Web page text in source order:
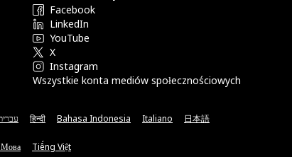
Facebook
LinkedIn
YouTube
X
Instagram
Wszystkie konta mediów społecznościowych
हिन्दी Bahasa Indonesia Italiano 日本語
Мова Tiếng Việt